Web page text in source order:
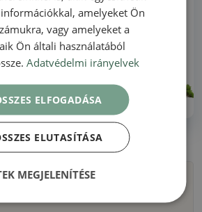
- nincs illusztrációs fotó
belül
amelyeket Ön
vagy amelyeket a
Ön általi használatából
Adatvédelmi irányelvek
ELFOGADÁSA
ELUTASÍTÁSA
MEGJELENÍTÉSE